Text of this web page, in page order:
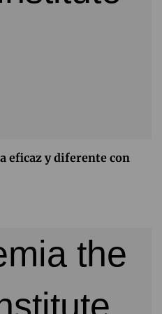
eficaz y diferente con